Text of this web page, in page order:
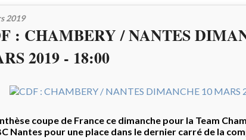
2019
: CHAMBERY / NANTES
2019 - 18:00
coupe de France ce dimanche pour la Team
Nantes pour une place dans le dernier carré de la